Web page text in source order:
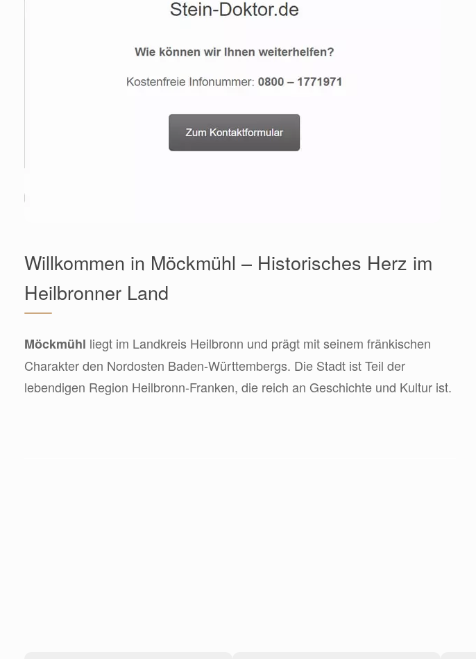
Willkommen in Möckmühl – Historisches Herz im
Heilbronner Land
Möckmühl liegt im Landkreis Heilbronn und prägt mit seinem fränkischen
Charakter den Nordosten Baden-Württembergs. Die Stadt ist Teil der
lebendigen Region Heilbronn-Franken, die reich an Geschichte und Kultur ist.